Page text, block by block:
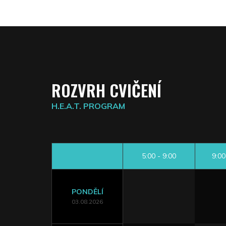
ROZVRH CVIČENÍ
H.E.A.T. PROGRAM
5:00 - 9:00
PONDĚLÍ
03.08.2026